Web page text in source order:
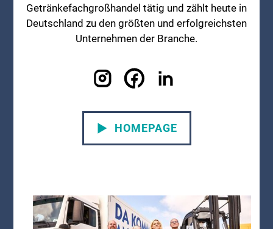
Getränkefachgroßhandel tätig und zählt heute in
Deutschland zu den größten und erfolgreichsten
Unternehmen der Branche.
HOMEPAGE